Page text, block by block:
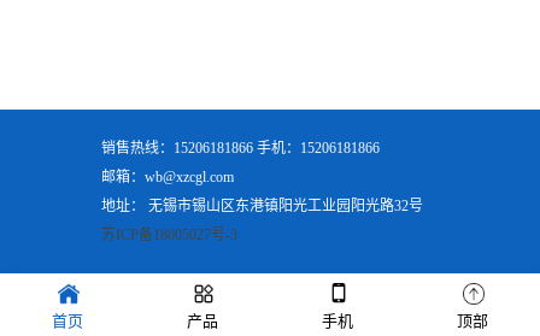
销售热线：15206181866 手机：15206181866
邮箱：wb@xzcgl.com
地址： 无锡市锡山区东港镇阳光工业园阳光路32号
苏ICP备18005027号-3
首页 产品 手机 顶部